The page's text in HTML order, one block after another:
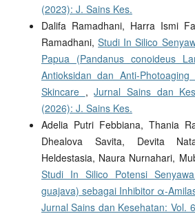
(2023): J. Sains Kes.
Dalifa Ramadhani, Harra Ismi
Ramadhani,Studi In Silico
Papua (Pandanus conoideus
Antioksidan dan Anti-
Skincare ,Jurnal Sains dan
(2026): J. Sains Kes.
Adelia Putri Febbiana, Thania
Dhealova Savita, Devita
Heldestasia, Naura Nurnahari,
Studi In Silico Potensi
guajava) sebagai Inhibitor α-
Jurnal Sains dan Kesehatan: Vol.